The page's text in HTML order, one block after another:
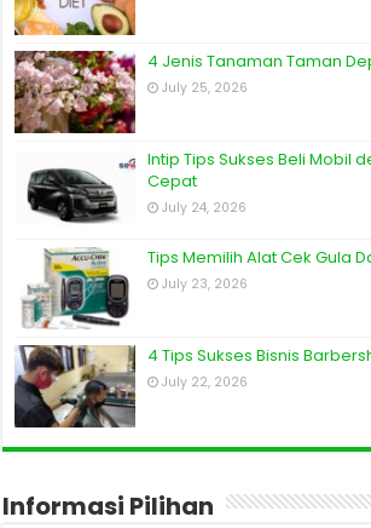
4 Jenis Tanaman Taman
July 25, 2026
Intip Tips Sukses Beli Mobil
Cepat
July 24, 2026
Tips Memilih Alat Cek Gula
July 23, 2026
4 Tips Sukses Bisnis
July 22, 2026
Informasi Pilihan